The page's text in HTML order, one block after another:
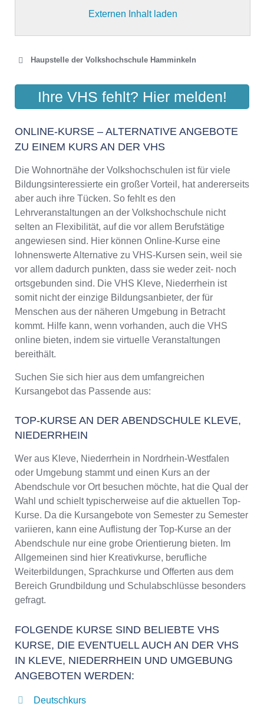
Externen Inhalt laden
Haupstelle der Volkshochschule Hamminkeln
AKADEMIE KLAUSENHOF
GGMBH
Aktualisiert: August 2021
Ihre VHS fehlt? Hier melden!
ONLINE-KURSE – ALTERNATIVE ANGEBOTE
ZU EINEM KURS AN DER VHS
Die Wohnortnähe der Volkshochschulen ist für viele
Bildungsinteressierte ein großer Vorteil, hat andererseits
aber auch ihre Tücken. So fehlt es den
Lehrveranstaltungen an der Volkshochschule nicht
selten an Flexibilität, auf die vor allem Berufstätige
angewiesen sind. Hier können Online-Kurse eine
lohnenswerte Alternative zu VHS-Kursen sein, weil sie
vor allem dadurch punkten, dass sie weder zeit- noch
ortsgebunden sind. Die VHS Kleve, Niederrhein ist
somit nicht der einzige Bildungsanbieter, der für
Menschen aus der näheren Umgebung in Betracht
kommt. Hilfe kann, wenn vorhanden, auch die VHS
online bieten, indem sie virtuelle Veranstaltungen
bereithält.
Suchen Sie sich hier aus dem umfangreichen
Kursangebot das Passende aus:
TOP-KURSE AN DER ABENDSCHULE KLEVE,
NIEDERRHEIN
Wer aus Kleve, Niederrhein in Nordrhein-Westfalen
oder Umgebung stammt und einen Kurs an der
Abendschule vor Ort besuchen möchte, hat die Qual der
Wahl und schielt typischerweise auf die aktuellen Top-
Kurse. Da die Kursangebote von Semester zu Semester
variieren, kann eine Auflistung der Top-Kurse an der
Abendschule nur eine grobe Orientierung bieten. Im
Allgemeinen sind hier Kreativkurse, berufliche
Weiterbildungen, Sprachkurse und Offerten aus dem
Bereich Grundbildung und Schulabschlüsse besonders
gefragt.
FOLGENDE KURSE SIND BELIEBTE VHS
KURSE, DIE EVENTUELL AUCH AN DER VHS
IN KLEVE, NIEDERRHEIN UND UMGEBUNG
ANGEBOTEN WERDEN:
Deutschkurs